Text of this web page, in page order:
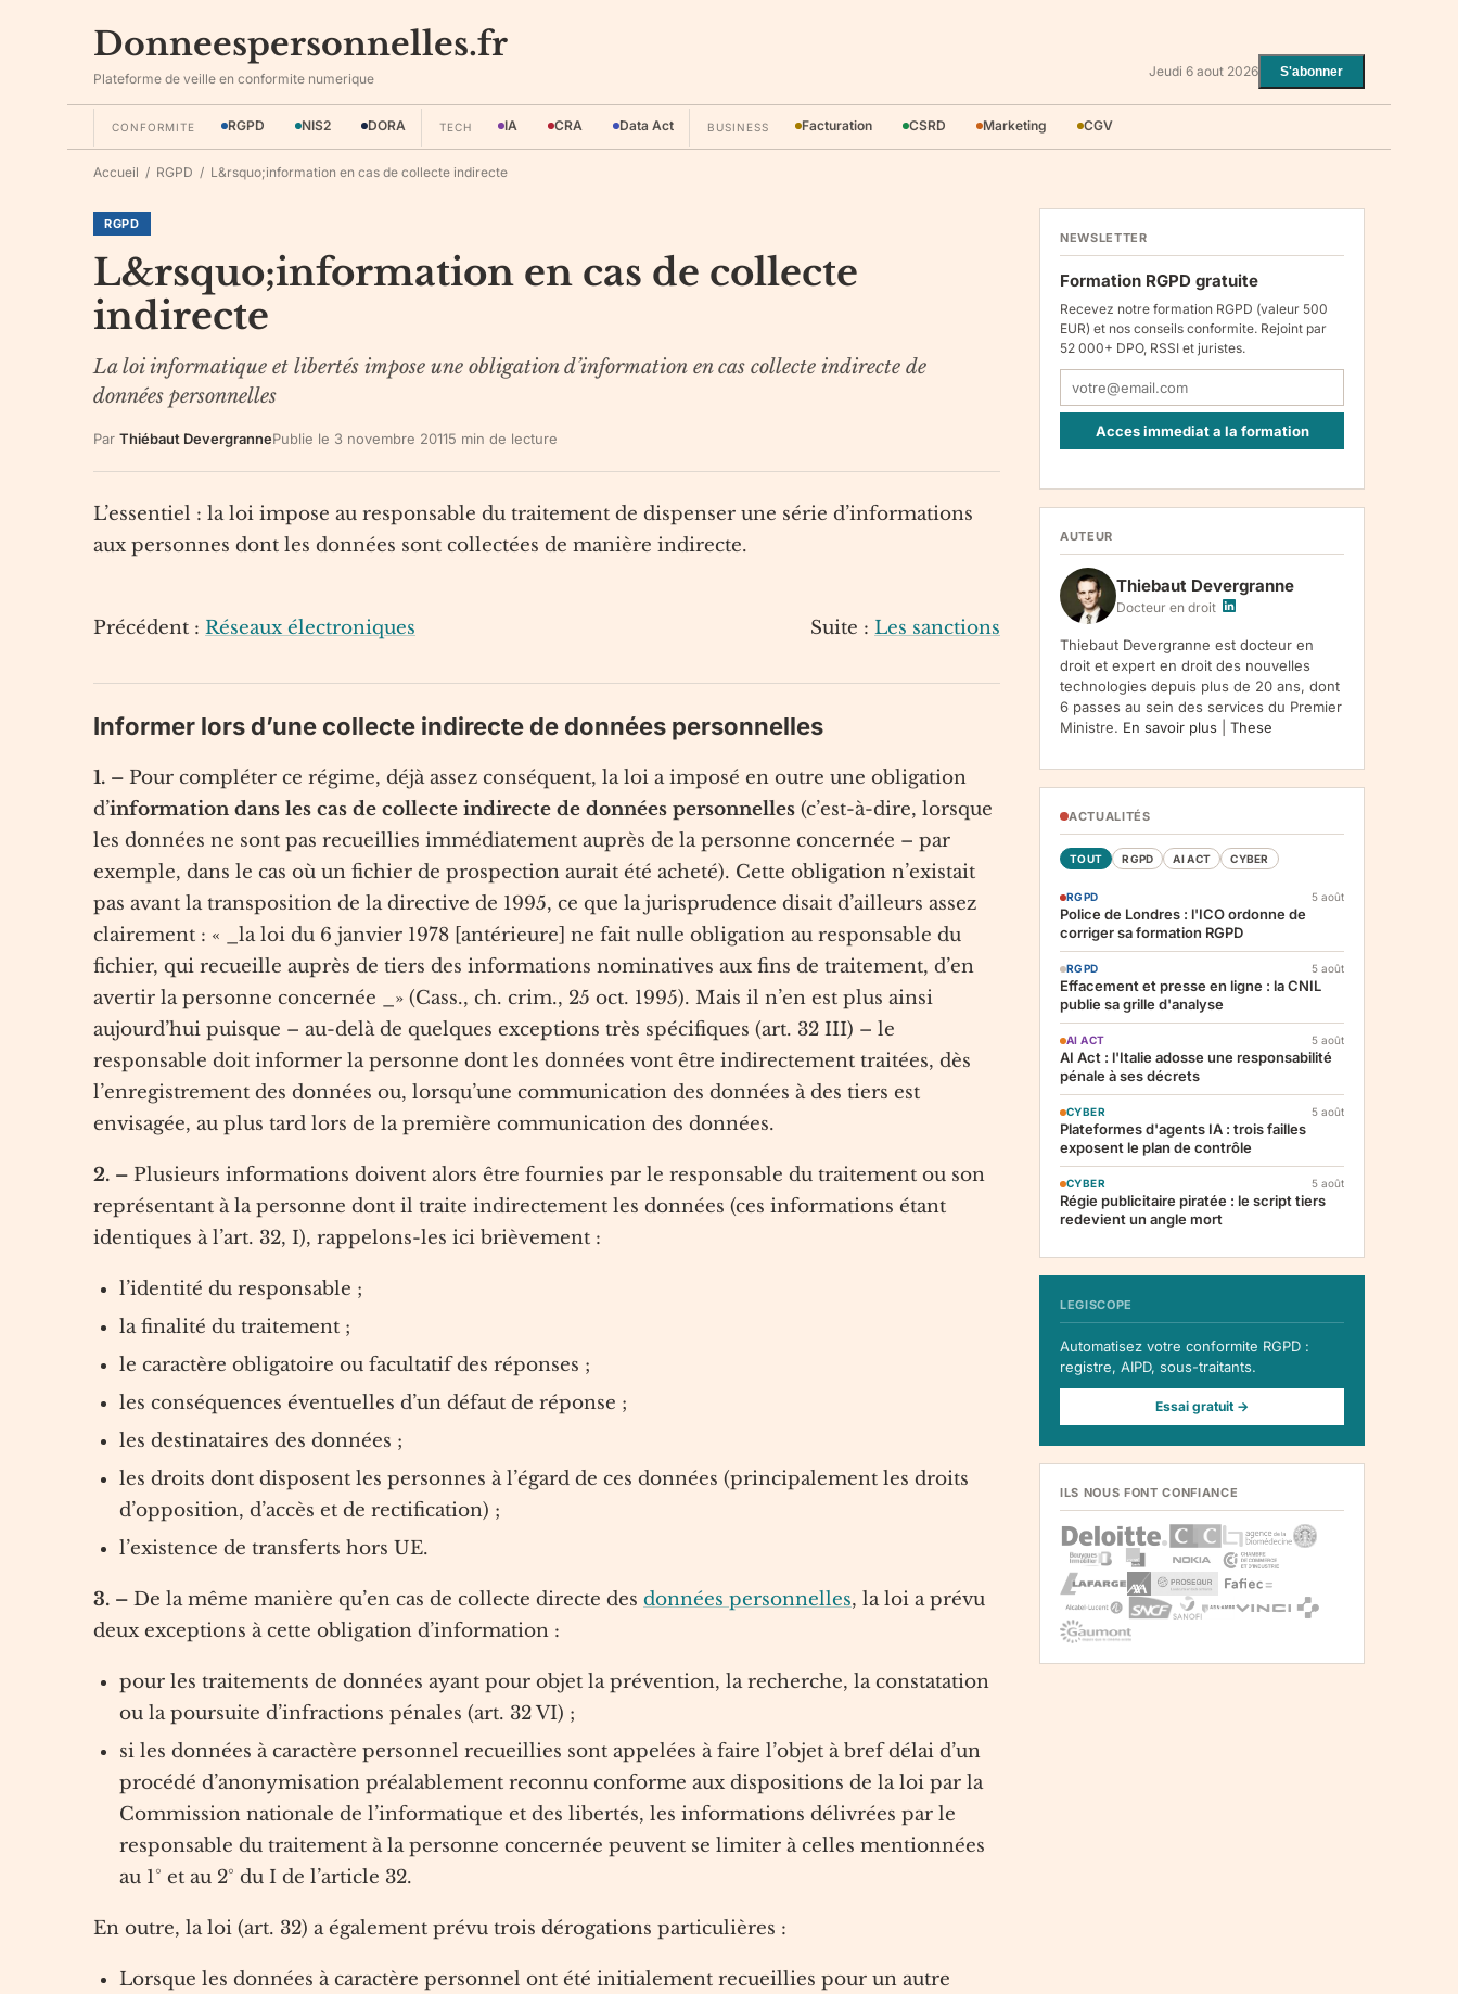
Donneespersonnelles.fr
Plateforme de veille en conformite numerique Jeudi 6 aout 2026 S'abonner
CONFORMITE RGPD NIS2 DORA TECH IA CRA Data Act BUSINESS Facturation CSRD Marketing CGV
Accueil / RGPD / L&rsquo;information en cas de collecte indirecte
RGPD
L&rsquo;information en cas de collecte
indirecte
La loi informatique et libertés impose une obligation d’information en cas collecte indirecte de
données personnelles
Par Thiébaut DevergrannePublie le 3 novembre 20115 min de lecture
L’essentiel : la loi impose au responsable du traitement de dispenser une série d’informations
aux personnes dont les données sont collectées de manière indirecte.
Précédent : Réseaux électroniques Suite : Les sanctions
Informer lors d’une collecte indirecte de données personnelles
1. – Pour compléter ce régime, déjà assez conséquent, la loi a imposé en outre une obligation
d’information dans les cas de collecte indirecte de données personnelles (c’est-à-dire, lorsque
les données ne sont pas recueillies immédiatement auprès de la personne concernée – par
exemple, dans le cas où un fichier de prospection aurait été acheté). Cette obligation n’existait
pas avant la transposition de la directive de 1995, ce que la jurisprudence disait d’ailleurs assez
clairement : « _la loi du 6 janvier 1978 [antérieure] ne fait nulle obligation au responsable du
fichier, qui recueille auprès de tiers des informations nominatives aux fins de traitement, d’en
avertir la personne concernée _» (Cass., ch. crim., 25 oct. 1995). Mais il n’en est plus ainsi
aujourd’hui puisque – au-delà de quelques exceptions très spécifiques (art. 32 III) – le
responsable doit informer la personne dont les données vont être indirectement traitées, dès
l’enregistrement des données ou, lorsqu’une communication des données à des tiers est
envisagée, au plus tard lors de la première communication des données.
2. – Plusieurs informations doivent alors être fournies par le responsable du traitement ou son
représentant à la personne dont il traite indirectement les données (ces informations étant
identiques à l’art. 32, I), rappelons-les ici brièvement :
l’identité du responsable ;
la finalité du traitement ;
le caractère obligatoire ou facultatif des réponses ;
les conséquences éventuelles d’un défaut de réponse ;
les destinataires des données ;
les droits dont disposent les personnes à l’égard de ces données (principalement les droits
d’opposition, d’accès et de rectification) ;
l’existence de transferts hors UE.
3. – De la même manière qu’en cas de collecte directe des données personnelles, la loi a prévu
deux exceptions à cette obligation d’information :
pour les traitements de données ayant pour objet la prévention, la recherche, la constatation
ou la poursuite d’infractions pénales (art. 32 VI) ;
si les données à caractère personnel recueillies sont appelées à faire l’objet à bref délai d’un
procédé d’anonymisation préalablement reconnu conforme aux dispositions de la loi par la
Commission nationale de l’informatique et des libertés, les informations délivrées par le
responsable du traitement à la personne concernée peuvent se limiter à celles mentionnées
au 1° et au 2° du I de l’article 32.
En outre, la loi (art. 32) a également prévu trois dérogations particulières :
Lorsque les données à caractère personnel ont été initialement recueillies pour un autre
NEWSLETTER
Formation RGPD gratuite
Recevez notre formation RGPD (valeur 500
EUR) et nos conseils conformite. Rejoint par
52 000+ DPO, RSSI et juristes.
Acces immediat a la formation
1107, Vilnius, LT-05120, Lituanie. Finalite :
inscription a la newsletter et reception de nos
(art. 6.1.a RGPD). Destinataires : le
responsable du traitement, AWS
(hebergement), Amazon SES (envoi des
emails). Conservation : jusqu'a desinscription.
Droits : acces, rectification, effacement,
limitation, opposition, portabilite -- exercez
vos droits via notre . Reclamation :.
AUTEUR
Thiebaut Devergranne
Docteur en droit
Thiebaut Devergranne est docteur en
droit et expert en droit des nouvelles
technologies depuis plus de 20 ans, dont
6 passes au sein des services du Premier
Ministre. En savoir plus These
ACTUALITÉS
TOUT RGPD AI ACT CYBER
RGPD 5 août
Police de Londres : l'ICO ordonne de
corriger sa formation RGPD
RGPD 5 août
Effacement et presse en ligne : la CNIL
publie sa grille d'analyse
AI ACT 5 août
AI Act : l'Italie adosse une responsabilité
pénale à ses décrets
CYBER 5 août
Plateformes d'agents IA : trois failles
exposent le plan de contrôle
CYBER 5 août
Régie publicitaire piratée : le script tiers
redevient un angle mort
LEGISCOPE
Automatisez votre conformite RGPD :
registre, AIPD, sous-traitants.
Essai gratuit →
ILS NOUS FONT CONFIANCE